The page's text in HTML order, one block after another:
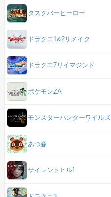
タスクバーヒーロー
ドラクエ1&2リメイク
ドラクエ7リイマジンド
ポケモンZA
モンスターハンターワイルズ
あつ森
サイレントヒルf